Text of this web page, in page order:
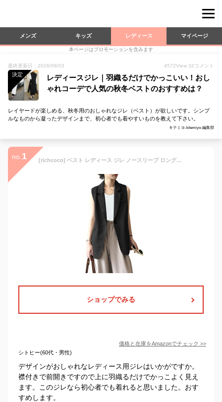
メンズ キッズ レディース マイページ
本ページはプロモーションを含みます
最終更新日：2026/08/03 4572View 32 コメント
決定
レディースジレ｜羽織るだけでかっこいい！おし
ゃれコーデで人気の秋冬ベストのおすすめは？
レイヤードが楽しめる、秋冬用のおしゃれなジレ（ベスト）が欲しいです。シンプ
ルなものから凝ったデザインまで、初心者でも着やすいものを教えて下さい。
キテミヨ-kitemiyo-編集部
no. 1 [richcoco] ベスト レディース ジレ ノースリーブ ロングジレ おしゃれ 前開き 無地 きれいめ カジュアル スリット ロングスーツベスト 通勤 日常 春夏秋
ショップでみる
価格と在庫をAmazonでチェック >>
シトヒー(60代・男性)
デザインがおしゃれなレディース用ジレはいかがですか。
襟付きで前開きですので上に羽織るだけでかっこよく見え
ます。このジレなら初心者でも着れると思いました。おす
すめします。